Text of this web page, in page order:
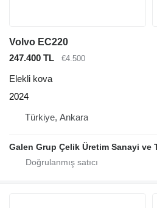
Volvo EC220
247.400 TL
€4.500
Elekli kova
2024
Türkiye, Ankara
Galen Grup Çelik Üretim Sanayi ve